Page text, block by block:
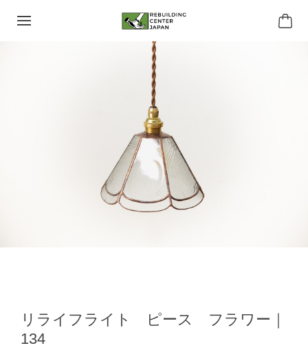
リライフライト ピース フラワー｜
134